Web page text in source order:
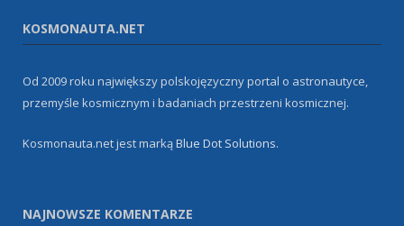
KOSMONAUTA.NET
Od 2009 roku największy polskojęzyczny portal o astronautyce,
przemyśle kosmicznym i badaniach przestrzeni kosmicznej.
Kosmonauta.net jest markąBlue Dot Solutions.
NAJNOWSZE KOMENTARZE